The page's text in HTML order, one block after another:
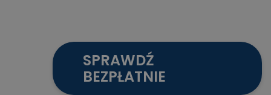
SPRAWDŹ
BEZPŁATNIE